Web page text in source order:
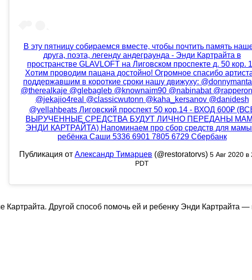
В эту пятницу собираемся вместе, чтобы почтить память
друга, поэта, легенду андеграунда - Энди Картрайта в
пространстве GLAVLOFT на Лиговском проспекте д. 50 кор.
Хотим проводим пацана достойно! Огромное спасибо
поддержавшим в короткие сроки нашу движуху:
@therealkaje @glebagleb @knownaim90 @nabinabat
@jekajio4real @classicwutonn @kaha_kersanov @danidesh
@yellahbeats Лиговский проспект 50 кор.14 - ВХОД 600₽
ВЫРУЧЕННЫЕ СРЕДСТВА БУДУТ ЛИЧНО ПЕРЕДАНЫ
ЭНДИ КАРТРАЙТА) Напоминаем про сбор средств для
ребёнка Саши 5336 6901 7805 6729 Сбербанк
Публикация от Александр Тимарцев (@restoratorvs) 5 Авг 2020 в
PDT
Картрайта. Другой способ помочь ей и ребенку Энди Картрайта